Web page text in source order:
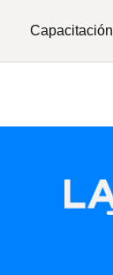
Capacitación